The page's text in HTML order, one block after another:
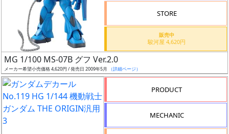
リ
ー
ワ
ー
ド
検
STORE
販売中
駿河屋 4,620円
MG 1/100 MS-07B グフ Ver.2.0
メーカー希望小売価格 4,620円 / 発売日 2009年5月 （詳細ページ）
PRODUCT
MECHANIC